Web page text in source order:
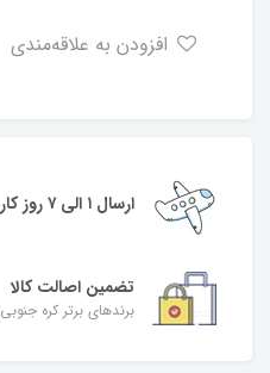
ارسال ۱ الی ۷ روز کاری بعد از ثبت سفارش
تضمین اصالت کالا
برندهای برتر کره جنوبی